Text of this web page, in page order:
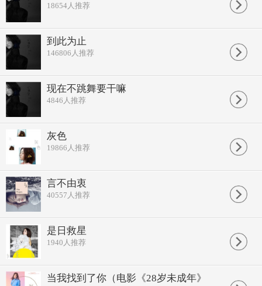
谁来谁去都是经过 哪有什么错
所需要的 并不是你
要真的看到威胁才有用
太容易相信会让人忘了防守
过那么久我终于懂
谁来谁去都是经过 哪有什么错
我所追求我被追求
聪明愚蠢都是寂寞 哪有什么用
18654人推荐
到此为止
146806 人推荐
现在不跳舞要干嘛
4846 人推荐
灰色
19866 人推荐
言不由衷
40557 人推荐
是日救星
1940 人推荐
当我找到了你（电影《28岁未成年》